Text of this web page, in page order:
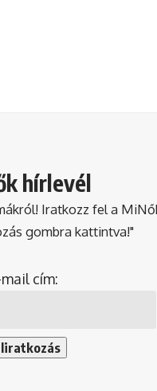
hírlevél
Iratkozz fel a
gombra kattintva!"
mail cím: